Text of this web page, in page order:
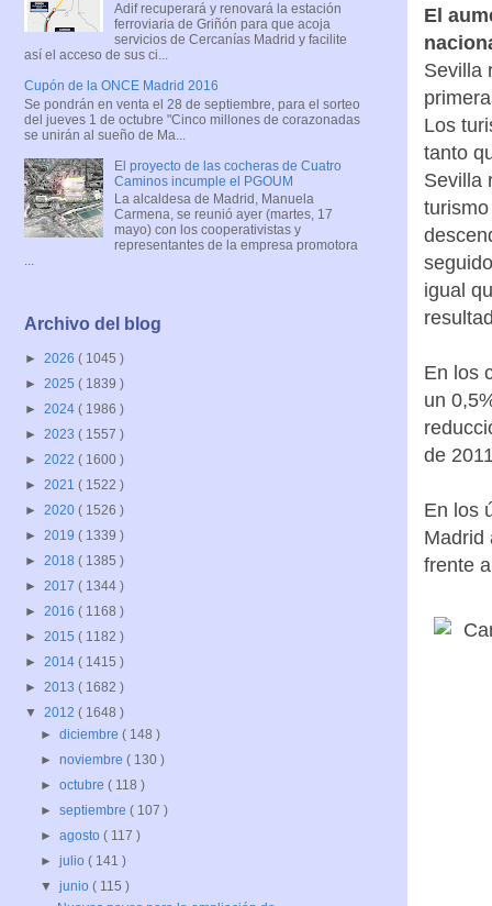
El
Sevilla
Los
tanto
Sevilla
igual
En los
un
de
En los
Madrid
frente
Adif recuperará y renovará la estación
ferroviaria de Griñón para que acoja
servicios de Cercanías Madrid y facilite
así el acceso de sus ci...
Cupón de la ONCE Madrid 2016
Se pondrán en venta el 28 de septiembre, para el sorteo
del jueves 1 de octubre "Cinco millones de corazonadas
se unirán al sueño de Ma...
El proyecto de las cocheras de Cuatro
Caminos incumple el PGOUM
La alcaldesa de Madrid, Manuela
Carmena, se reunió ayer (martes, 17
mayo) con los cooperativistas y
representantes de la empresa promotora
...
Archivo del blog
► 2026 ( 1045 )
► 2025 ( 1839 )
► 2024 ( 1986 )
► 2023 ( 1557 )
► 2022 ( 1600 )
► 2021 ( 1522 )
► 2020 ( 1526 )
► 2019 ( 1339 )
► 2018 ( 1385 )
► 2017 ( 1344 )
► 2016 ( 1168 )
► 2015 ( 1182 )
► 2014 ( 1415 )
► 2013 ( 1682 )
▼ 2012 ( 1648 )
►diciembre( 148 )
►noviembre( 130 )
►octubre( 118 )
►septiembre( 107 )
►agosto( 117 )
►julio( 141 )
▼junio( 115 )